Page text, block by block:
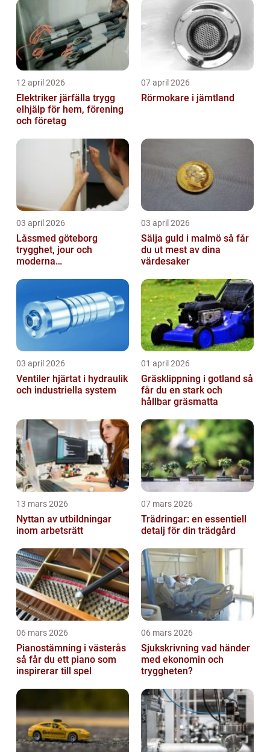
12 april 2026
Elektriker järfälla trygg
elhjälp för hem, förening
och företag
07 april 2026
Rörmokare i jämtland
03 april 2026
Låssmed göteborg
trygghet, jour och
moderna
03 april 2026
Sälja guld i malmö så får
du ut mest av dina
värdesaker
03 april 2026
Ventiler hjärtat i hydraulik
och industriella system
01 april 2026
Gräsklippning i gotland så
får du en stark och
hållbar gräsmatta
13 mars 2026
Nyttan av utbildningar
inom arbetsrätt
07 mars 2026
Trädringar: en essentiell
detalj för din trädgård
06 mars 2026
Pianostämning i västerås
så får du ett piano som
inspirerar till spel
06 mars 2026
Sjukskrivning vad händer
med ekonomin och
tryggheten?